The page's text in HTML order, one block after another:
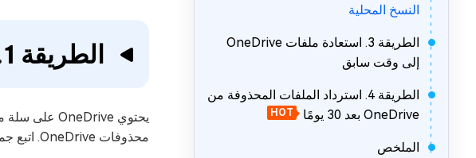
النسخ المحلية
الطريقة 3. استعادة ملفات OneDrive
إلى وقت سابق
الطريقة 4. استرداد الملفات المحذوفة من
OneDrive بعد 30 يومًا
HOT
الملخص
الطريقة 1. استعادة ملفات OneDrive من سلة المحذوفات
محذوفات OneDrive. اتبع جميع الخطوات المذكورة أدناه لبدء عملية استعادة الملفات المحذوفة من OneDrive.